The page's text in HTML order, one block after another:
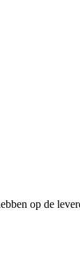
op de